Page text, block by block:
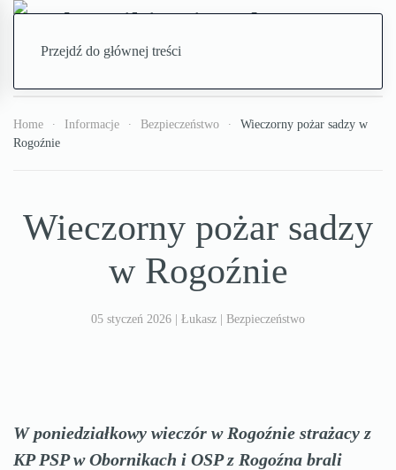
Przejdź do głównej treści
Home Informacje Bezpieczeństwo
Wieczorny pożar sadzy w
Rogoźnie
Wieczorny pożar sadzy
w Rogoźnie
05 styczeń 2026 | Łukasz | Bezpieczeństwo
W poniedziałkowy wieczór w Rogoźnie strażacy z
KP PSP w Obornikach i OSP z Rogoźna brali